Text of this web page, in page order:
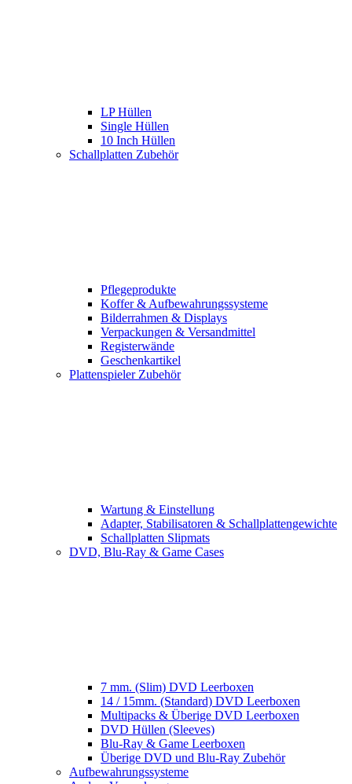
LP Hüllen
Single Hüllen
10 Inch Hüllen
Schallplatten Zubehör
Pflegeprodukte
Koffer & Aufbewahrungssysteme
Bilderrahmen & Displays
Verpackungen & Versandmittel
Registerwände
Geschenkartikel
Plattenspieler Zubehör
Wartung & Einstellung
Adapter, Stabilisatoren & Schallplattengewichte
Schallplatten Slipmats
DVD, Blu-Ray & Game Cases
7 mm. (Slim) DVD Leerboxen
14 / 15mm. (Standard) DVD Leerboxen
Multipacks & Überige DVD Leerboxen
DVD Hüllen (Sleeves)
Blu-Ray & Game Leerboxen
Überige DVD und Blu-Ray Zubehör
Aufbewahrungssysteme